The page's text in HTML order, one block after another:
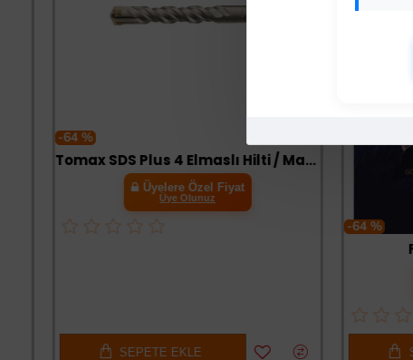
-64 %
Tomax SDS Plus 4 Elmaslı Hilti / Matkap Ucu 11x210
Üyelere Özel Fiyat
Üye Olunuz
SEPETE EKLE
-64 %